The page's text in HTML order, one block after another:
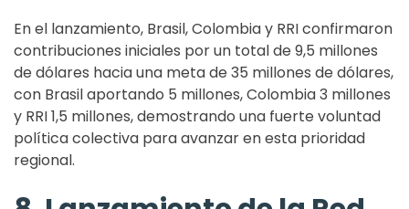
En el lanzamiento, Brasil, Colombia y RRI confirmaron
contribuciones iniciales por un total de 9,5 millones
de dólares hacia una meta de 35 millones de dólares,
con Brasil aportando 5 millones, Colombia 3 millones
y RRI 1,5 millones, demostrando una fuerte voluntad
política colectiva para avanzar en esta prioridad
regional.